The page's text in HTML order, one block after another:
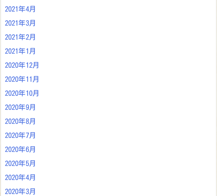
2021年4月
2021年3月
2021年2月
2021年1月
2020年12月
2020年11月
2020年10月
2020年9月
2020年8月
2020年7月
2020年6月
2020年5月
2020年4月
2020年3月